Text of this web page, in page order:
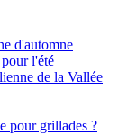
d'automne
pour l'été
de la Vallée
pour grillades ?